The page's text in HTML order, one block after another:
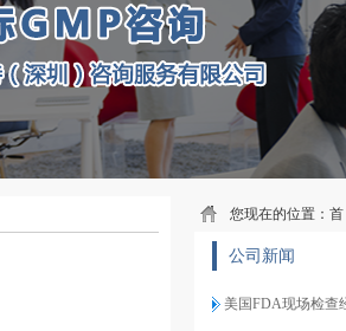
您现在的位置： 首
公司新闻
美国FDA现场检查